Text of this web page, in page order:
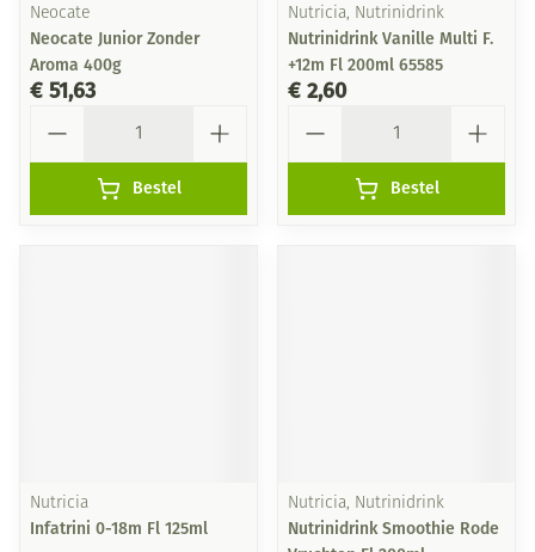
Neocate
Neocate Junior Zonder
Aroma 400g
€ 51,63
Bestel
Nutricia, Nutrinidrink
Nutrinidrink Vanille Multi F.
+12m Fl 200ml 65585
€ 2,60
Bestel
Nutricia
Infatrini 0-18m Fl 125ml
Nutricia, Nutrinidrink
Nutrinidrink Smoothie Rode